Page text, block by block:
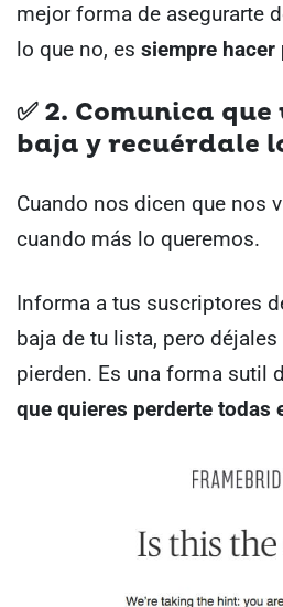
mejor forma de asegurarte
lo que no, es siempre hacer
✅2. Comunica que
baja y recuérdale
Cuando nos dicen que nos
cuando más lo queremos.
Informa a tus suscriptores
baja de tu lista, pero
pierden. Es una forma sutil
que quieres perderte todas